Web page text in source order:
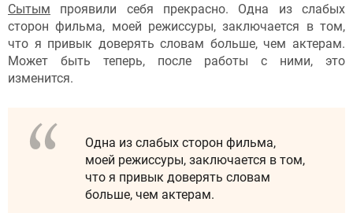
Сытым проявили себя прекрасно. Одна из слабых
сторон фильма, моей режиссуры, заключается в том,
что я привык доверять словам больше, чем актерам.
Может быть теперь, после работы с ними, это
изменится.
Одна из слабых сторон фильма,
моей режиссуры, заключается в том,
что я привык доверять словам
больше, чем актерам.